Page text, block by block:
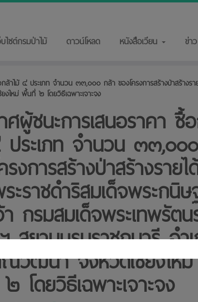
บไซต์กรมป่าไม้ ดาวน์โหลด หนังสือเวียน ข่าว
ล้าไม้ ๔ ประเภท จำนวน ๓๓,๐๐๐ กล้า ของโครงการสร้างป่าสร้างร
ใหม่ พื้นที่ ๒ โดยวิธีเฉพาะเจาะจง
ศผู้ชนะการเสนอราคา ซื้
ระเภท จำนวน ๓๓,๐๐
รงการสร้างป่าสร้างรายไ
ะราชดำริสมเด็จพระกนิ
า กรมสมเด็จพระเทพรัต
สยามบรมราชกุมารี อำ
วัฒนา จังหวัดเชียงใหม่
โดยวิธีเฉพาะเจาะจง